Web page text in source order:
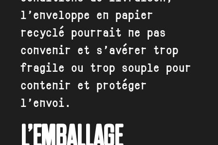
l’enveloppe en papier
recyclé pourrait ne pas
convenir et s’avérer trop
fragile ou trop souple pour
contenir et protéger
l’envoi.
L’EMBALLAGE